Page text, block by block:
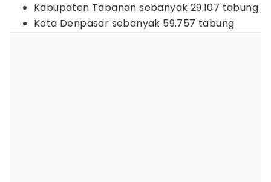
Kabupaten Tabanan sebanyak 29.107 tabung
Kota Denpasar sebanyak 59.757 tabung